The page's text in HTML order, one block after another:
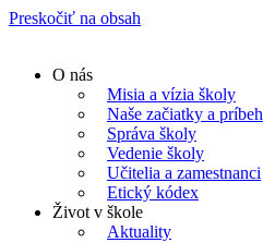
Preskočiť na obsah
O nás
Misia a vízia školy
Naše začiatky a príbeh
Správa školy
Vedenie školy
Učitelia a zamestnanci
Etický kódex
Život v škole
Aktuality